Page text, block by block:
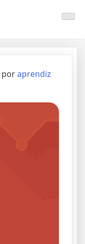
poraprendiz